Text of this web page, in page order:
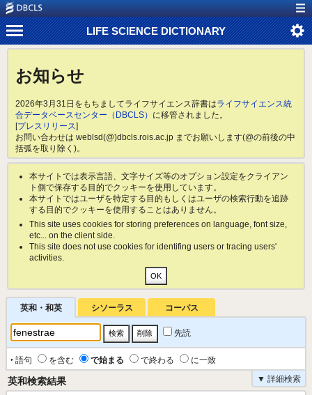
LIFE SCIENCE DICTIONARY
お知らせ
2026年3月31日をもちましてライフサイエンス辞書はライフサイエンス統
合データベースセンター（DBCLS） に移管されました。
[プレスリリース]
お問い合わせは weblsd(@)dbcls.rois.ac.jp までお願いします(@の前後の中
括弧を取り除く)。
本サイトでは表示言語、文字サイズ等のオプション設定をクライアン
ト側で保存する目的でクッキーを使用しています。
本サイトではユーザを特定する目的もしくはユーザの検索行動を追跡
する目的でクッキーを使用することはありません。
This site uses cookies for storing preferences on language, font size,
etc... on the client side.
This site does not use cookies for identifing users or tracing users'
activities.
英和・和英 シソーラス コーパス
先読
‣ 語句 を含む で始まる で終わる
に一致
▼ 詳細検索
英和検索結果